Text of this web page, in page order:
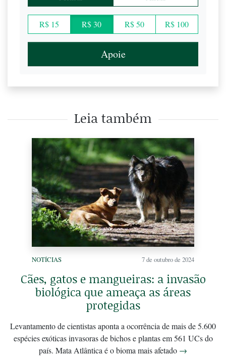
R$ 15 R$ 30 R$ 50 R$ 100
Apoie
Leia também
NOTÍCIAS 7 de outubro de 2024
Cães, gatos e mangueiras: a invasão
biológica que ameaça as áreas
protegidas
Levantamento de cientistas aponta a ocorrência de mais de 5.600
espécies exóticas invasoras de bichos e plantas em 561 UCs do
país. Mata Atlântica é o bioma mais afetado →